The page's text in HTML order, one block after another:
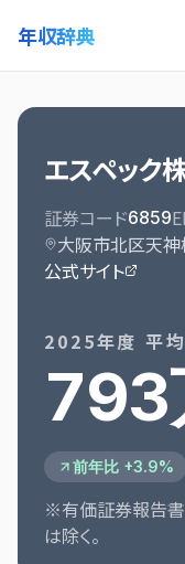
年収辞典
エスペック
証券コード6859
大阪市北区天神
公式サイト
2025年度 平
793
前年比 +3.9%
※有価証券報告書
は除く。